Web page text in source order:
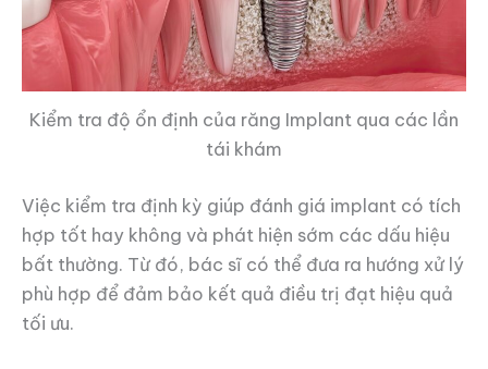
Kiểm tra độ ổn định của răng Implant qua các lần
tái khám
Việc kiểm tra định kỳ giúp đánh giá implant có tích
hợp tốt hay không và phát hiện sớm các dấu hiệu
bất thường. Từ đó, bác sĩ có thể đưa ra hướng xử lý
phù hợp để đảm bảo kết quả điều trị đạt hiệu quả
tối ưu.